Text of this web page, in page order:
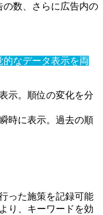
の数、さらに広告内の
なデータ表示を両
示。順位の変化を分
時に表示。過去の順
った施策を記録可能
り、キーワードを効